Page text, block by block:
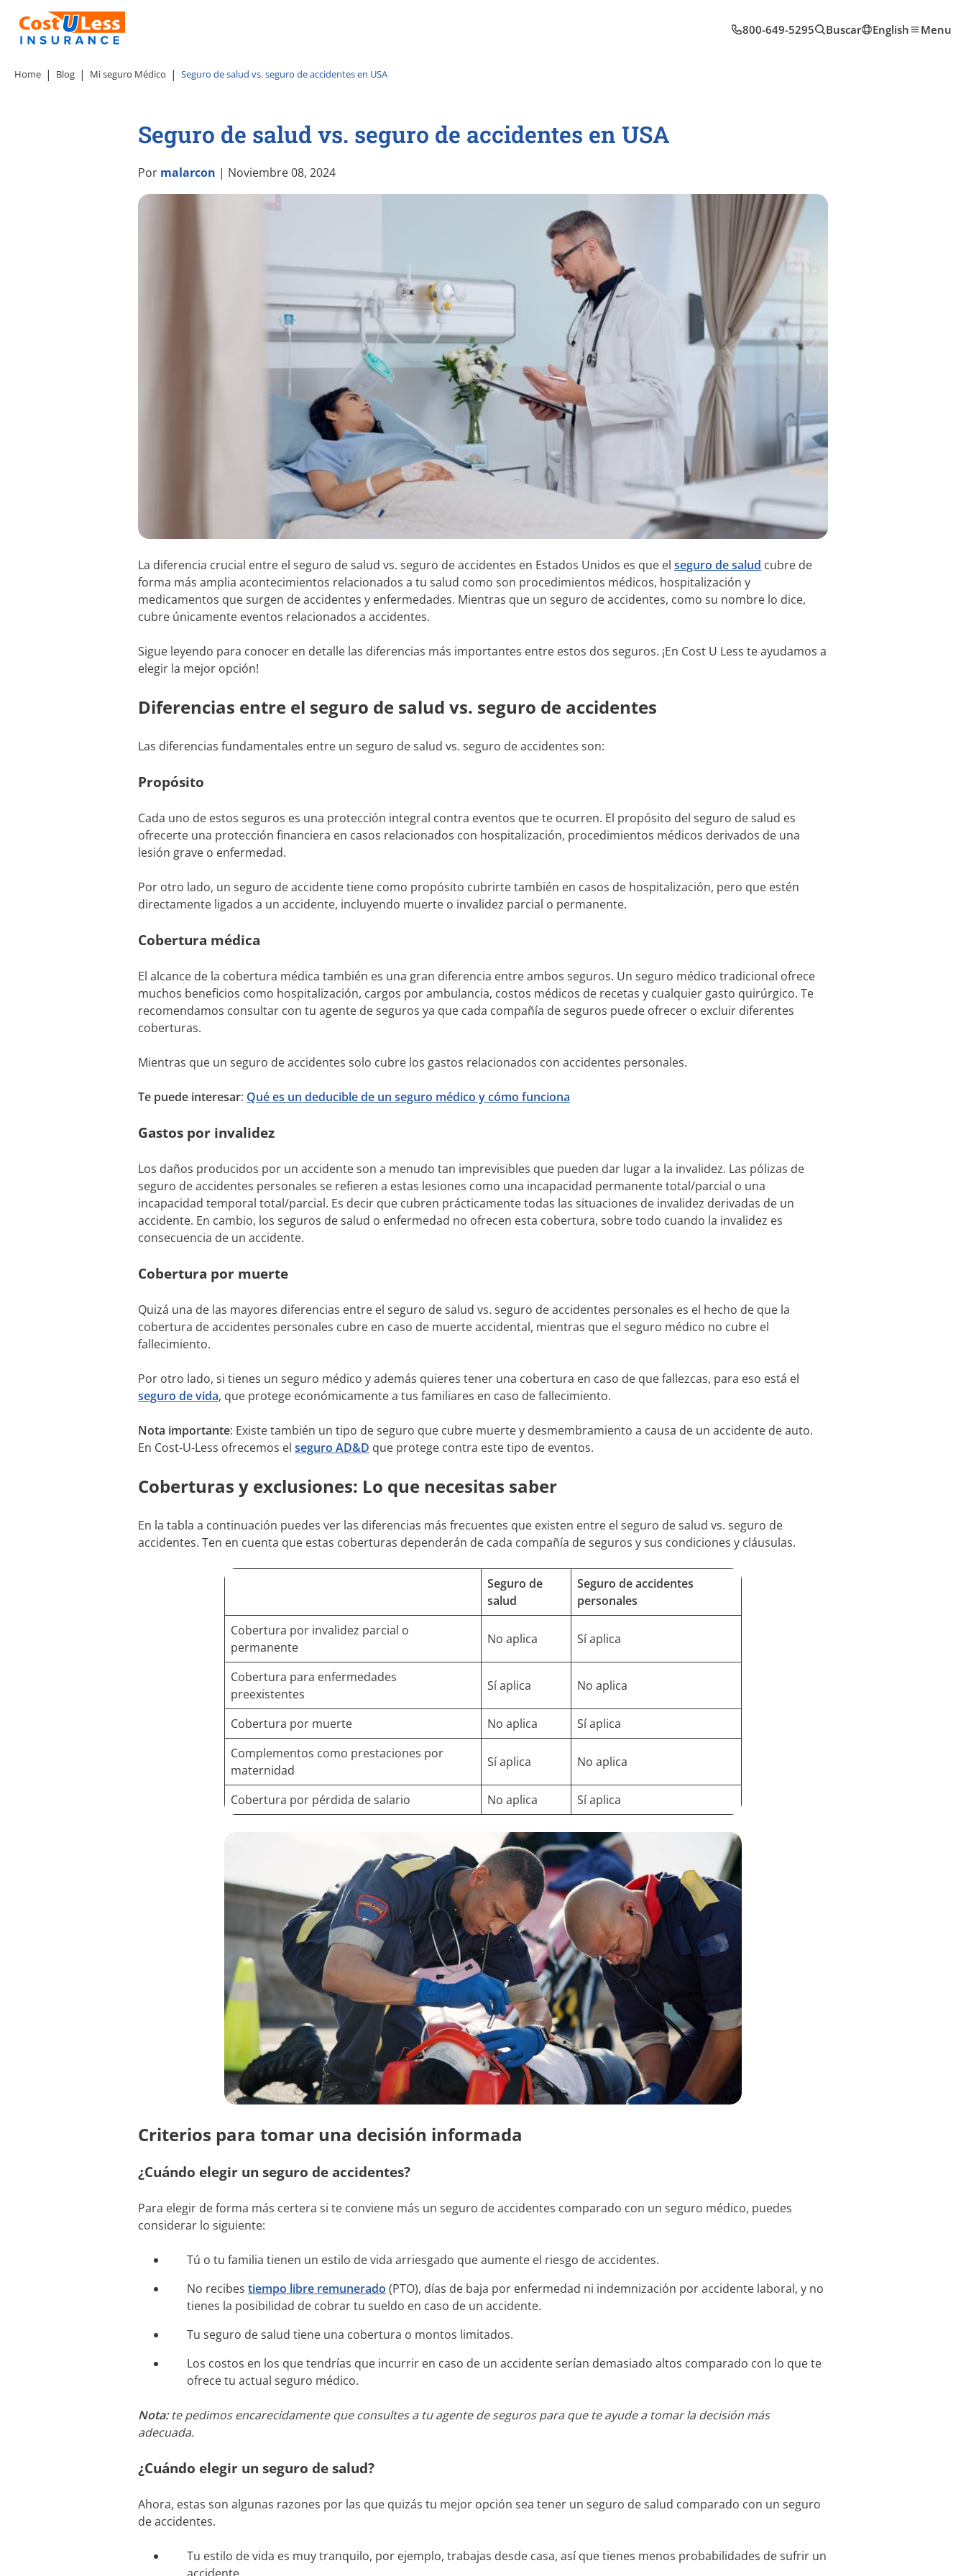
800-649-5295 Buscar English Menu
Home Blog Mi seguro Médico Seguro de salud vs. seguro de accidentes en USA
Seguro de salud vs. seguro de accidentes en USA
Por malarcon | Noviembre 08, 2024
La diferencia crucial entre el seguro de salud vs. seguro de accidentes en Estados Unidos es que el seguro de salud cubre de
forma más amplia acontecimientos relacionados a tu salud como son procedimientos médicos, hospitalización y
medicamentos que surgen de accidentes y enfermedades. Mientras que un seguro de accidentes, como su nombre lo dice,
cubre únicamente eventos relacionados a accidentes.
Sigue leyendo para conocer en detalle las diferencias más importantes entre estos dos seguros. ¡En Cost U Less te ayudamos a
elegir la mejor opción!
Diferencias entre el seguro de salud vs. seguro de accidentes
Las diferencias fundamentales entre un seguro de salud vs. seguro de accidentes son:
Propósito
Cada uno de estos seguros es una protección integral contra eventos que te ocurren. El propósito del seguro de salud es
ofrecerte una protección financiera en casos relacionados con hospitalización, procedimientos médicos derivados de una
lesión grave o enfermedad.
Por otro lado, un seguro de accidente tiene como propósito cubrirte también en casos de hospitalización, pero que estén
directamente ligados a un accidente, incluyendo muerte o invalidez parcial o permanente.
Cobertura médica
El alcance de la cobertura médica también es una gran diferencia entre ambos seguros. Un seguro médico tradicional ofrece
muchos beneficios como hospitalización, cargos por ambulancia, costos médicos de recetas y cualquier gasto quirúrgico. Te
recomendamos consultar con tu agente de seguros ya que cada compañía de seguros puede ofrecer o excluir diferentes
coberturas.
Mientras que un seguro de accidentes solo cubre los gastos relacionados con accidentes personales.
Te puede interesar: Qué es un deducible de un seguro médico y cómo funciona
Gastos por invalidez
Los daños producidos por un accidente son a menudo tan imprevisibles que pueden dar lugar a la invalidez. Las pólizas de
seguro de accidentes personales se refieren a estas lesiones como una incapacidad permanente total/parcial o una
incapacidad temporal total/parcial. Es decir que cubren prácticamente todas las situaciones de invalidez derivadas de un
accidente. En cambio, los seguros de salud o enfermedad no ofrecen esta cobertura, sobre todo cuando la invalidez es
consecuencia de un accidente.
Cobertura por muerte
Quizá una de las mayores diferencias entre el seguro de salud vs. seguro de accidentes personales es el hecho de que la
cobertura de accidentes personales cubre en caso de muerte accidental, mientras que el seguro médico no cubre el
fallecimiento.
Por otro lado, si tienes un seguro médico y además quieres tener una cobertura en caso de que fallezcas, para eso está el
seguro de vida, que protege económicamente a tus familiares en caso de fallecimiento.
Nota importante: Existe también un tipo de seguro que cubre muerte y desmembramiento a causa de un accidente de auto.
En Cost-U-Less ofrecemos el seguro AD&D que protege contra este tipo de eventos.
Coberturas y exclusiones: Lo que necesitas saber
En la tabla a continuación puedes ver las diferencias más frecuentes que existen entre el seguro de salud vs. seguro de
accidentes. Ten en cuenta que estas coberturas dependerán de cada compañía de seguros y sus condiciones y cláusulas.
Seguro de
salud
Seguro de accidentes
personales
Cobertura por invalidez parcial o
permanente
No aplica Sí aplica
Cobertura para enfermedades
preexistentes
Sí aplica No aplica
Cobertura por muerte No aplica
Sí aplica
Complementos como prestaciones por
maternidad
Sí aplica No aplica
Cobertura por pérdida de salario No aplica Sí aplica
Criterios para tomar una decisión informada
¿Cuándo elegir un seguro de accidentes?
Para elegir de forma más certera si te conviene más un seguro de accidentes comparado con un seguro médico, puedes
considerar lo siguiente:
Tú o tu familia tienen un estilo de vida arriesgado que aumente el riesgo de accidentes.
No recibes tiempo libre remunerado (PTO), días de baja por enfermedad ni indemnización por accidente laboral, y no
tienes la posibilidad de cobrar tu sueldo en caso de un accidente.
Tu seguro de salud tiene una cobertura o montos limitados.
Los costos en los que tendrías que incurrir en caso de un accidente serían demasiado altos comparado con lo que te
ofrece tu actual seguro médico.
Nota: te pedimos encarecidamente que consultes a tu agente de seguros para que te ayude a tomar la decisión más
adecuada.
¿Cuándo elegir un seguro de salud?
Ahora, estas son algunas razones por las que quizás tu mejor opción sea tener un seguro de salud comparado con un seguro
de accidentes.
Tu estilo de vida es muy tranquilo, por ejemplo, trabajas desde casa, así que tienes menos probabilidades de sufrir un